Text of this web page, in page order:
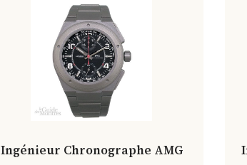
Ingénieur Chronographe AMG